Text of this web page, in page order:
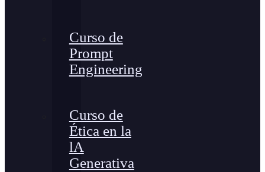
Curso de
Prompt
Engineering
Curso de
Ética en la
lA
Generativa